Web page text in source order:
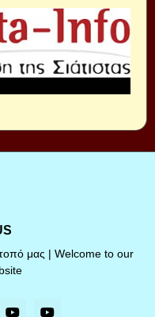
μας | Welcome to our